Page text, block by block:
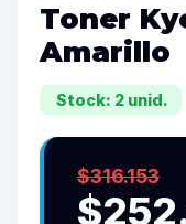
Toner
Amarillo
Stock: 2 unid.
$316.153